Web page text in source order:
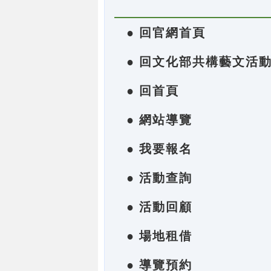
● 回官網首頁
● 回文化部共構藝文活
● 回首頁
● 網站導覽
● 我要報名
● 活動查詢
● 活動回顧
● 場地租借
● 導覽預約